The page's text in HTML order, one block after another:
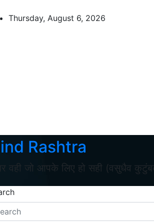
Thursday, August 6, 2026
Rashtra
वही जो आपके लिए हो सही (वसुधैव